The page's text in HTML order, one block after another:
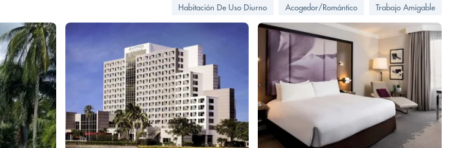
Habitación De Uso Diurno Acogedor/Romántico Trabajo Amigable